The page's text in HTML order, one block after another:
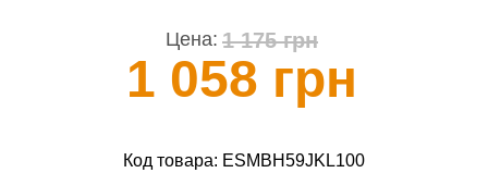
Цена: 1 175 грн
1 058 грн
Код товара: ESMBH59JKL100